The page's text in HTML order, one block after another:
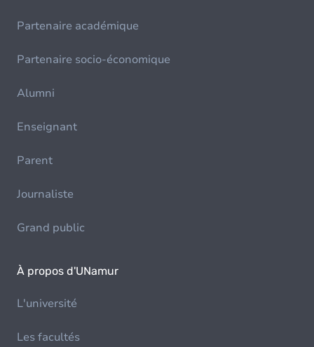
Partenaire académique
Partenaire socio-économique
Alumni
Enseignant
Parent
Journaliste
Grand public
À propos d'UNamur
L'université
Les facultés